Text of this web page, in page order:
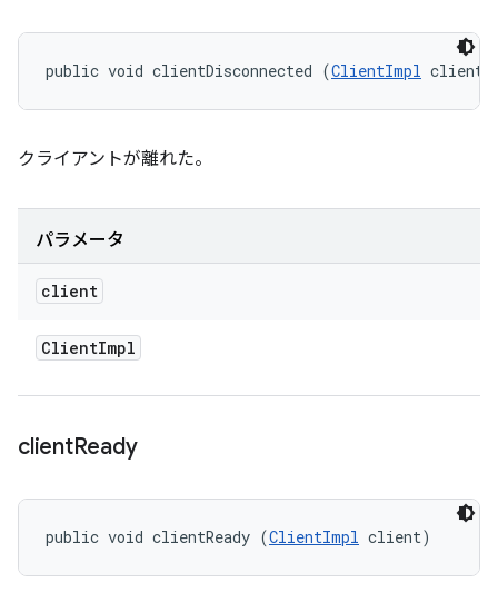
public void clientDisconnected (ClientImpl client)
クライアントが離れた。
パラメータ
client
ClientImpl
clientReady
public void clientReady (ClientImpl client)